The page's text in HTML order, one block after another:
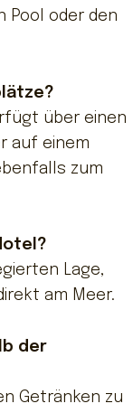
Pool oder den
über einen
auf einem
zum
Lage,
am Meer.
der
Getränken zu